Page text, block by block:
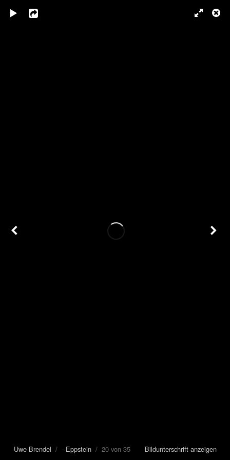
Uwe Brendel / - Eppstein/ 20 von 35 Bildunterschrift anzeigen